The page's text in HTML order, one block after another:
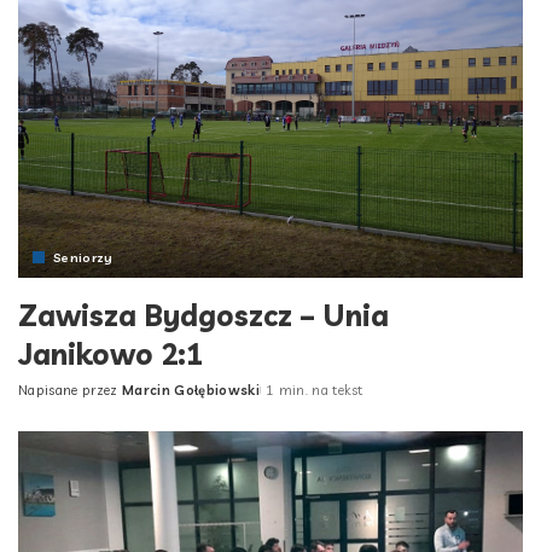
Seniorzy
Zawisza Bydgoszcz – Unia
Janikowo 2:1
Posted
Napisane przez Marcin Gołębiowski 1 min. na tekst